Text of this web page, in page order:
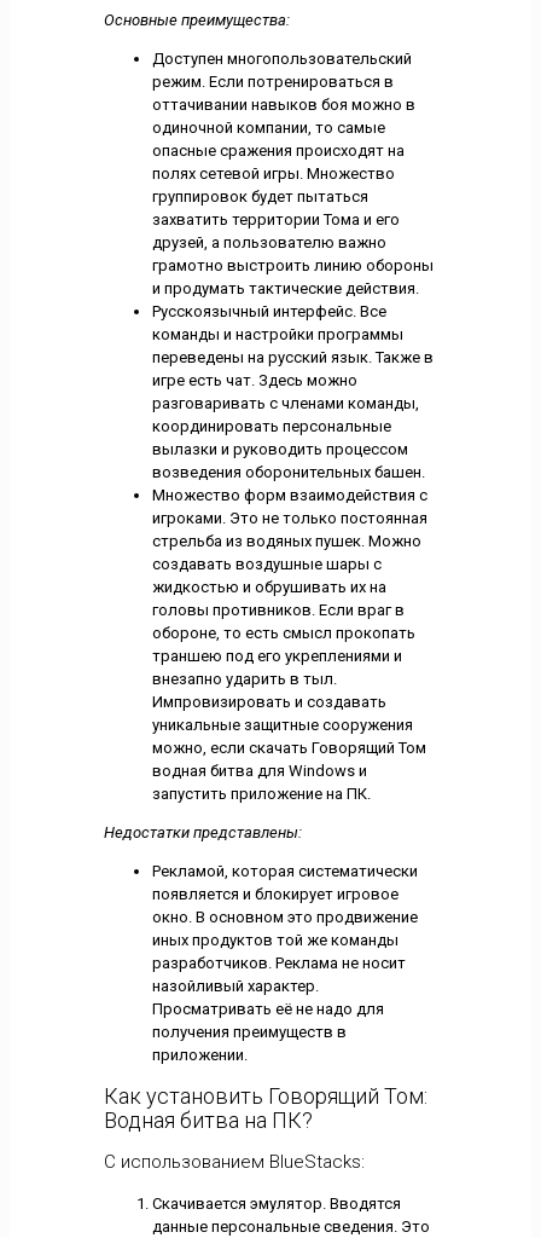
Основные преимущества:
Доступен многопользовательский
режим. Если потренироваться в
оттачивании навыков боя можно в
одиночной компании, то самые
опасные сражения происходят на
полях сетевой игры. Множество
группировок будет пытаться
захватить территории Тома и его
друзей, а пользователю важно
грамотно выстроить линию обороны
и продумать тактические действия.
Русскоязычный интерфейс. Все
команды и настройки программы
переведены на русский язык. Также в
игре есть чат. Здесь можно
разговаривать с членами команды,
координировать персональные
вылазки и руководить процессом
возведения оборонительных башен.
Множество форм взаимодействия с
игроками. Это не только постоянная
стрельба из водяных пушек. Можно
создавать воздушные шары с
жидкостью и обрушивать их на
головы противников. Если враг в
обороне, то есть смысл прокопать
траншею под его укреплениями и
внезапно ударить в тыл.
Импровизировать и создавать
уникальные защитные сооружения
можно, если скачать Говорящий Том
водная битва для Windows и
запустить приложение на ПК.
Недостатки представлены:
Рекламой, которая систематически
появляется и блокирует игровое
окно. В основном это продвижение
иных продуктов той же команды
разработчиков. Реклама не носит
назойливый характер.
Просматривать её не надо для
получения преимуществ в
приложении.
Как установить Говорящий Том:
Водная битва на ПК?
С использованием BlueStacks:
Скачивается эмулятор. Вводятся
данные персональные сведения. Это